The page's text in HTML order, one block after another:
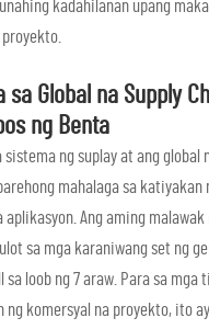
kadahilanan upang
sa Global na Supply
ng Benta
sistema ng suplay at ang global
mahalaga sa katiyakan
aplikasyon. Ang aming
sa mga karaniwang set ng
loob ng 7 araw. Para sa mga
ng komersyal na proyekto, ito